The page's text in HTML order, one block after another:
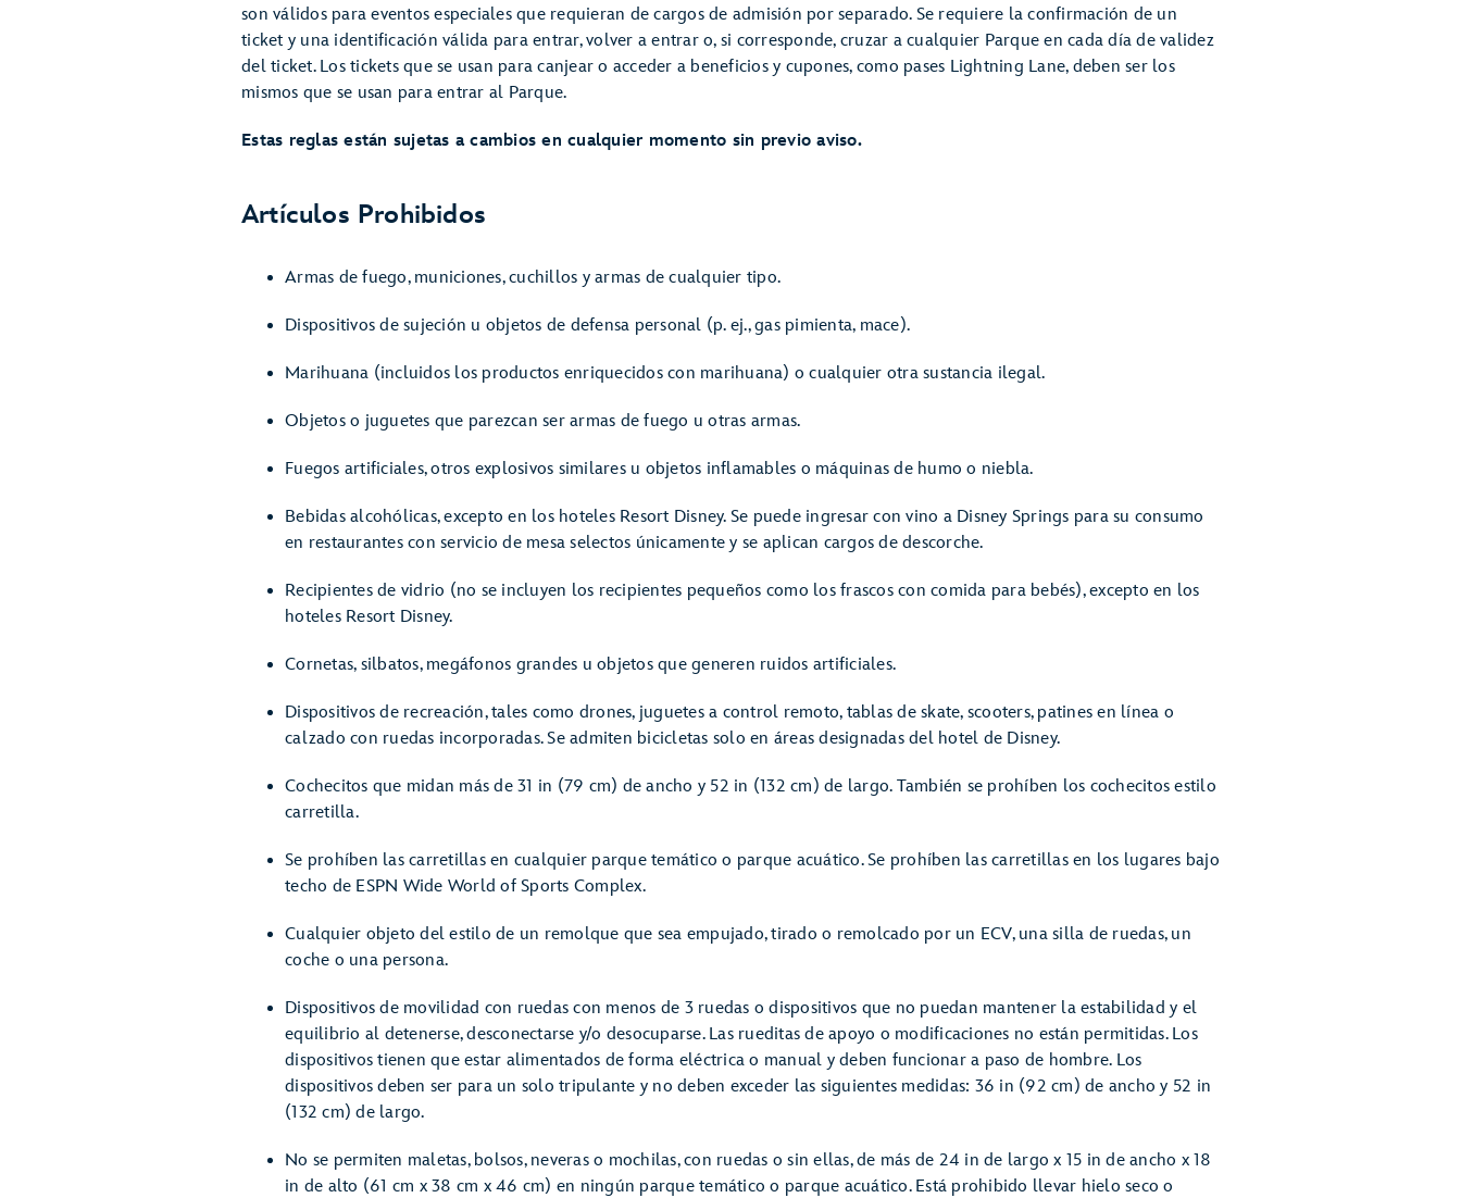
son válidos para eventos especiales que requieran de cargos de admisión por separado. Se requiere la confirmación de un
ticket y una identificación válida para entrar, volver a entrar o, si corresponde, cruzar a cualquier Parque en cada día de validez
del ticket. Los tickets que se usan para canjear o acceder a beneficios y cupones, como pases Lightning Lane, deben ser los
mismos que se usan para entrar al Parque.
Estas reglas están sujetas a cambios en cualquier momento sin previo aviso.
Artículos Prohibidos
Armas de fuego, municiones, cuchillos y armas de cualquier tipo.
Dispositivos de sujeción u objetos de defensa personal (p. ej., gas pimienta, mace).
Marihuana (incluidos los productos enriquecidos con marihuana) o cualquier otra sustancia ilegal.
Objetos o juguetes que parezcan ser armas de fuego u otras armas.
Fuegos artificiales, otros explosivos similares u objetos inflamables o máquinas de humo o niebla.
Bebidas alcohólicas, excepto en los hoteles Resort Disney. Se puede ingresar con vino a Disney Springs para su consumo
en restaurantes con servicio de mesa selectos únicamente y se aplican cargos de descorche.
Recipientes de vidrio (no se incluyen los recipientes pequeños como los frascos con comida para bebés), excepto en los
hoteles Resort Disney.
Cornetas, silbatos, megáfonos grandes u objetos que generen ruidos artificiales.
Dispositivos de recreación, tales como drones, juguetes a control remoto, tablas de skate, scooters, patines en línea o
calzado con ruedas incorporadas. Se admiten bicicletas solo en áreas designadas del hotel de Disney.
Cochecitos que midan más de 31 in (79 cm) de ancho y 52 in (132 cm) de largo. También se prohíben los cochecitos estilo
carretilla.
Se prohíben las carretillas en cualquier parque temático o parque acuático. Se prohíben las carretillas en los lugares bajo
techo de ESPN Wide World of Sports Complex.
Cualquier objeto del estilo de un remolque que sea empujado, tirado o remolcado por un ECV, una silla de ruedas, un
coche o una persona.
Dispositivos de movilidad con ruedas con menos de 3 ruedas o dispositivos que no puedan mantener la estabilidad y el
equilibrio al detenerse, desconectarse y/o desocuparse. Las rueditas de apoyo o modificaciones no están permitidas. Los
dispositivos tienen que estar alimentados de forma eléctrica o manual y deben funcionar a paso de hombre. Los
dispositivos deben ser para un solo tripulante y no deben exceder las siguientes medidas: 36 in (92 cm) de ancho y 52 in
(132 cm) de largo.
No se permiten maletas, bolsos, neveras o mochilas, con ruedas o sin ellas, de más de 24 in de largo x 15 in de ancho x 18
in de alto (61 cm x 38 cm x 46 cm) en ningún parque temático o parque acuático. Está prohibido llevar hielo seco o